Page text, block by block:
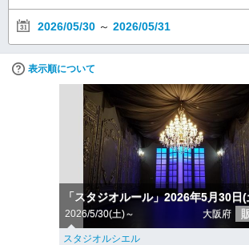
2026/05/30 ～ 2026/05/31
表示順について
「スタジオルール」2026年5月30日(
2026/5/30(土)～ 大阪府
スタジオルシエル